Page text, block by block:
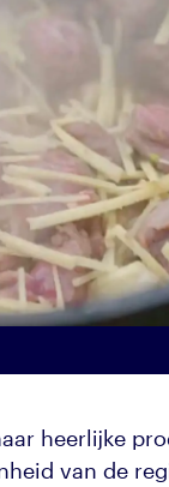
heerlijke
van de